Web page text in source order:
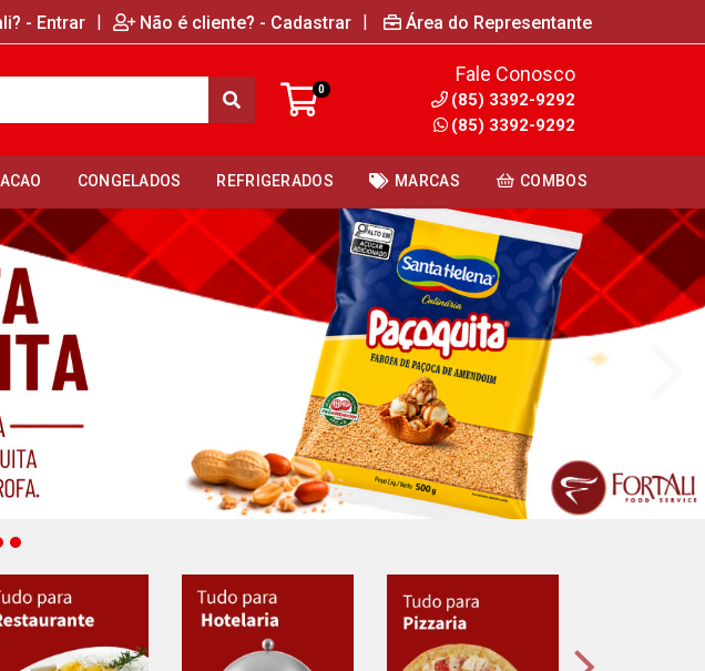
- Entrar | Não é cliente? - Cadastrar | Área do Representante
0
Fale Conosco
(85) 3392-9292
(85) 3392-9292
CONGELADOS REFRIGERADOS MARCAS COMBOS